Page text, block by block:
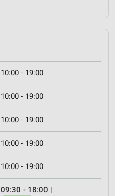
10:00 - 19:00
10:00 - 19:00
10:00 - 19:00
10:00 - 19:00
10:00 - 19:00
09:30 - 18:00 |